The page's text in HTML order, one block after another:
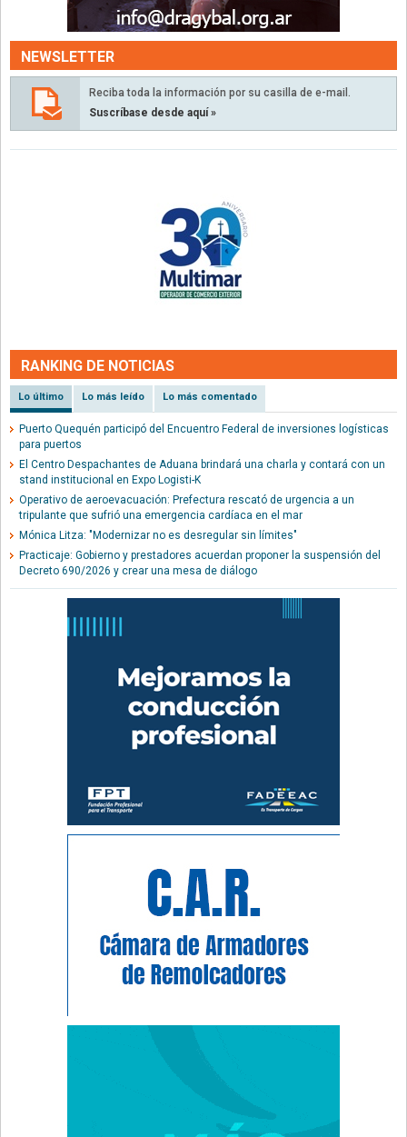
NEWSLETTER
Reciba toda la información por su casilla de e-mail.
Suscríbase desde aquí »
RANKING DE NOTICIAS
Lo último Lo más leído Lo más comentado
Puerto Quequén participó del Encuentro Federal de inversiones logísticas
para puertos
El Centro Despachantes de Aduana brindará una charla y contará con un
stand institucional en Expo Logisti-K
Operativo de aeroevacuación: Prefectura rescató de urgencia a un
tripulante que sufrió una emergencia cardíaca en el mar
Mónica Litza: "Modernizar no es desregular sin límites"
Practicaje: Gobierno y prestadores acuerdan proponer la suspensión del
Decreto 690/2026 y crear una mesa de diálogo